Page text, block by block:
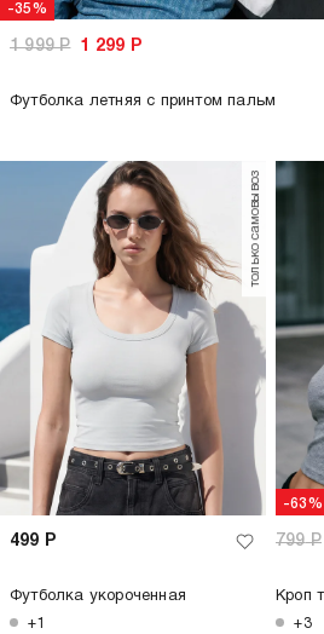
-35%
1 999Р 1 299 Р
Футболка летняя с принтом пальм
только самовывоз
499 Р
Футболка укороченная
+1
-63%
799Р
Кроп
+3